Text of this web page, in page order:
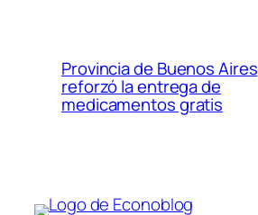
Provincia de Buenos Aires
reforzó la entrega de
medicamentos gratis